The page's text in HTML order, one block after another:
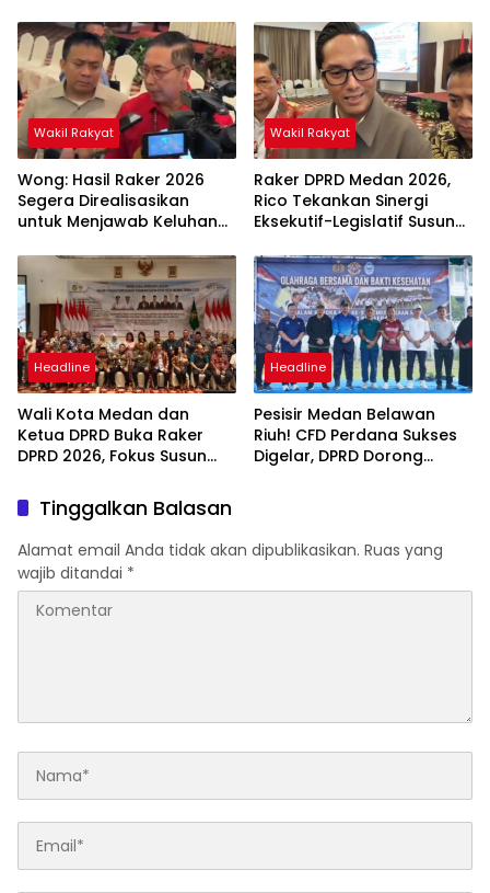
Masyarakat
Wakil Rakyat
Wong: Hasil Raker 2026
Segera Direalisasikan
untuk Menjawab Keluhan
Wakil Rakyat
Raker DPRD Medan 2026,
Rico Tekankan Sinergi
Eksekutif-Legislatif Susun
Headline
Wali Kota Medan dan
Ketua DPRD Buka Raker
DPRD 2026, Fokus Susun
Berbasis Digitalisasi dan
Inovasi
Headline
Pesisir Medan Belawan
Riuh! CFD Perdana Sukses
Digelar, DPRD Dorong
Tinggalkan Balasan
Alamat email Anda tidak akan dipublikasikan. Ruas yang
wajib ditandai *